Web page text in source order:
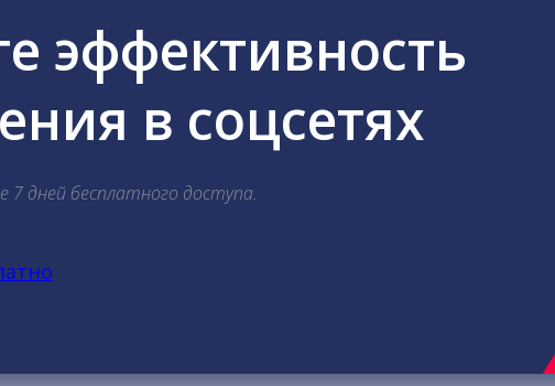
эффективность
в соцсетях
7 дней бесплатного доступа.